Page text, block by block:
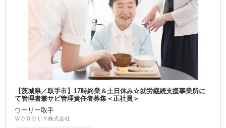
【茨城県／取手市】17時終業＆土日休み☆就労継続支援事業所に
て管理者兼サビ管理責任者募集＜正社員＞
ウーリー取手
ＷＯＯＯＬＹ株式会社